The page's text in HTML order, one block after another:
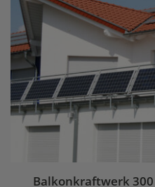
Balkonkraftwerk